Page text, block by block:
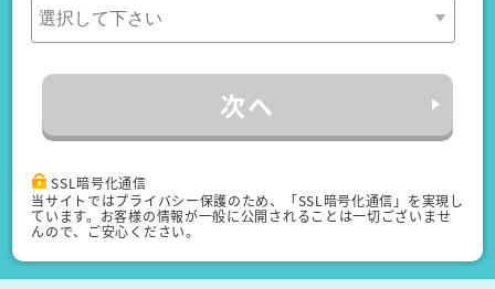
次へ
SSL暗号化通信
当サイトではプライバシー保護のため、「SSL暗号化通信」を実現し
ています。お客様の情報が一般に公開されることは一切ございませ
んので、ご安心ください。